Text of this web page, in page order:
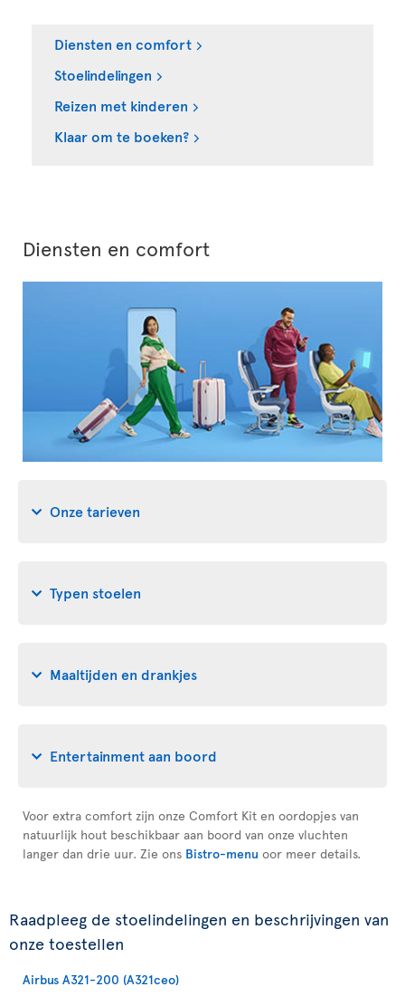
Diensten en comfort
Stoelindelingen
Reizen met kinderen
Klaar om te boeken?
Diensten en comfort
Onze tarieven
Typen stoelen
Maaltijden en drankjes
Entertainment aan boord
Voor extra comfort zijn onze Comfort Kit en oordopjes van
natuurlijk hout beschikbaar aan boord van onze vluchten
langer dan drie uur. Zie ons Bistro-menu oor meer details.
Raadpleeg de stoelindelingen en beschrijvingen van
onze toestellen
Airbus A321-200 (A321ceo)